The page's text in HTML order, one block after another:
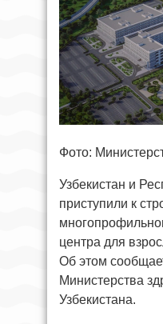
Фото:
Узбекистан и
приступили к
центра для
Об этом
Министерства
Узбекистана.